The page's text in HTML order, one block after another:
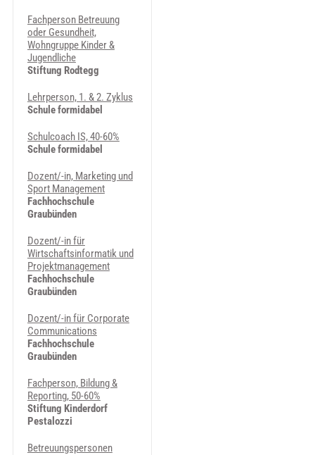
Fachperson Betreuung
oder Gesundheit,
Wohngruppe Kinder &
Jugendliche
Stiftung Rodtegg
Lehrperson, 1. & 2. Zyklus
Schule formidabel
Schulcoach IS, 40-60%
Schule formidabel
Dozent/-in, Marketing und
Sport Management
Fachhochschule
Graubünden
Dozent/-in für
Wirtschaftsinformatik und
Projektmanagement
Fachhochschule
Graubünden
Dozent/-in für Corporate
Communications
Fachhochschule
Graubünden
Fachperson, Bildung &
Reporting, 50-60%
Stiftung Kinderdorf
Pestalozzi
Betreuungspersonen